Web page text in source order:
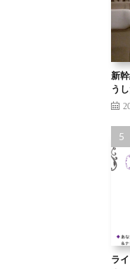
新
う
ラ